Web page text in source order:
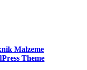
Malzeme
Theme